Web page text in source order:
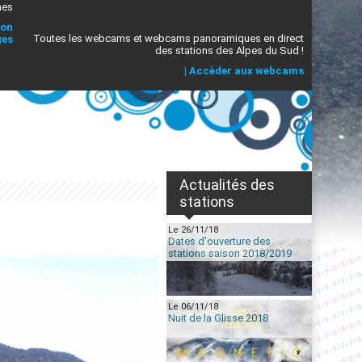
Toutes les webcams et webcams panoramiques en direct
des stations des Alpes du Sud !
| Accèder aux webcams
Actualités des
stations
Le 26/11/18
Dates d'ouverture des
stations saison 2018/2019
Le 06/11/18
Nuit de la Glisse 2018